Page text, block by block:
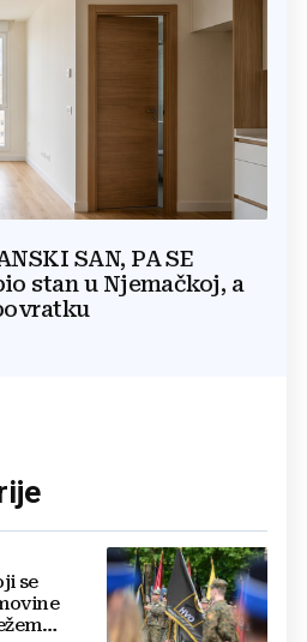
SAN, PA SE
stan u Njemačkoj, a
se